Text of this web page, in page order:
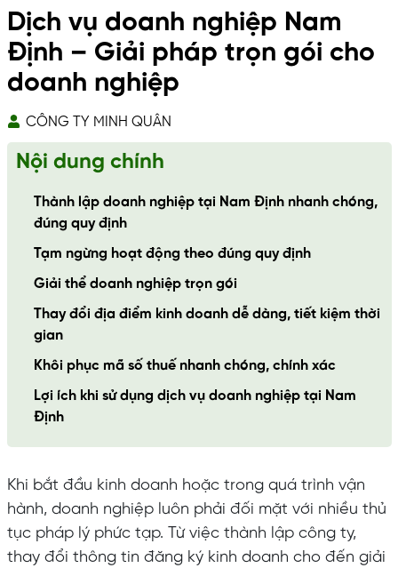
Dịch vụ doanh nghiệp Nam
Định – Giải pháp trọn gói cho
doanh nghiệp
CÔNG TY MINH QUÂN
Nội dung chính
Thành lập doanh nghiệp tại Nam Định nhanh chóng,
đúng quy định
Tạm ngừng hoạt động theo đúng quy định
Giải thể doanh nghiệp trọn gói
Thay đổi địa điểm kinh doanh dễ dàng, tiết kiệm thời
gian
Khôi phục mã số thuế nhanh chóng, chính xác
Lợi ích khi sử dụng dịch vụ doanh nghiệp tại Nam
Định
Khi bắt đầu kinh doanh hoặc trong quá trình vận
hành, doanh nghiệp luôn phải đối mặt với nhiều thủ
tục pháp lý phức tạp. Từ việc thành lập công ty,
thay đổi thông tin đăng ký kinh doanh cho đến giải